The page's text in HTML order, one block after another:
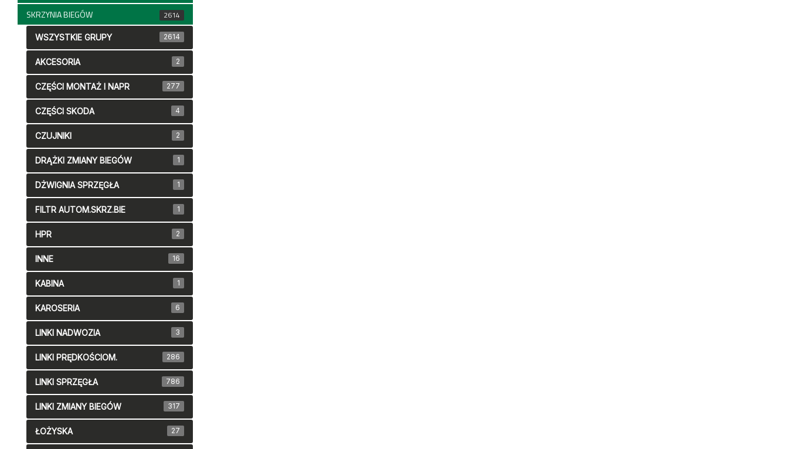
SKRZYNIA BIEGÓW 2614
WSZYSTKIE GRUPY 2614
AKCESORIA 2
CZĘŚCI MONTAŻ I NAPR 277
CZĘŚCI SKODA 4
CZUJNIKI 2
DRĄŻKI ZMIANY BIEGÓW 1
DŻWIGNIA SPRZĘGŁA 1
FILTR AUTOM.SKRZ.BIE 1
HPR 2
INNE 16
KABINA 1
KAROSERIA 6
LINKI NADWOZIA 3
LINKI PRĘDKOŚCIOM. 286
LINKI SPRZĘGŁA 786
LINKI ZMIANY BIEGÓW 317
ŁOŻYSKA 27